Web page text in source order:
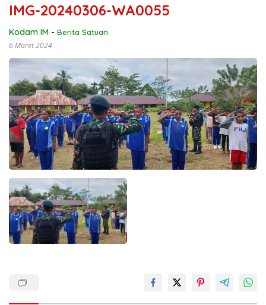
IMG-20240306-WA0055
Kodam IM - Berita Satuan
6 Maret 2024